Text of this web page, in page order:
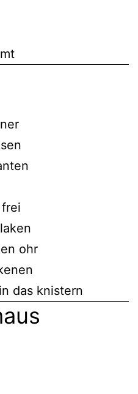
ohr
das knistern